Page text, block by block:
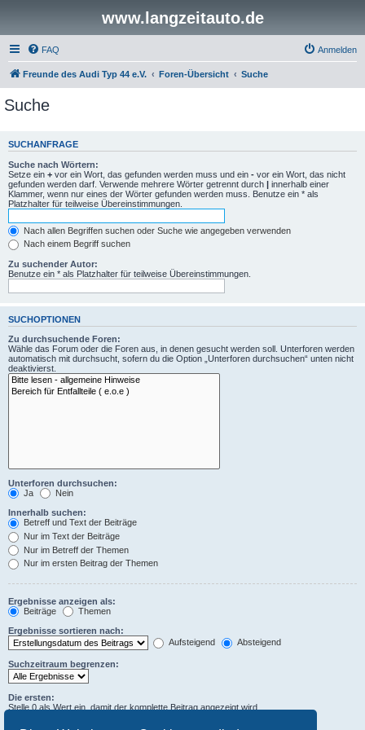
www.langzeitauto.de
FAQ Anmelden
Freunde des Audi Typ 44 e.V. Foren-Übersicht Suche
Suche
SUCHANFRAGE
Suche nach Wörtern:
Setze ein + vor ein Wort, das gefunden werden muss und ein - vor ein Wort, das nicht
gefunden werden darf. Verwende mehrere Wörter getrennt durch | innerhalb einer
Klammer, wenn nur eines der Wörter gefunden werden muss. Benutze ein * als
Platzhalter für teilweise Übereinstimmungen.
Nach allen Begriffen suchen oder Suche wie angegeben verwenden
Nach einem Begriff suchen
Zu suchender Autor:
Benutze ein * als Platzhalter für teilweise Übereinstimmungen.
SUCHOPTIONEN
Zu durchsuchende Foren:
Wähle das Forum oder die Foren aus, in denen gesucht werden soll. Unterforen werden
automatisch mit durchsucht, sofern du die Option „Unterforen durchsuchen“ unten nicht
deaktivierst.
Unterforen durchsuchen:
Ja
Nein
Innerhalb suchen:
Betreff und Text der Beiträge
Nur im Text der Beiträge
Nur im Betreff der Themen
Nur im ersten Beitrag der Themen
Ergebnisse anzeigen als:
Beiträge
Themen
Ergebnisse sortieren nach:
Aufsteigend
Absteigend
Suchzeitraum begrenzen:
Die ersten:
Stelle 0 als Wert ein, damit der komplette Beitrag angezeigt wird.